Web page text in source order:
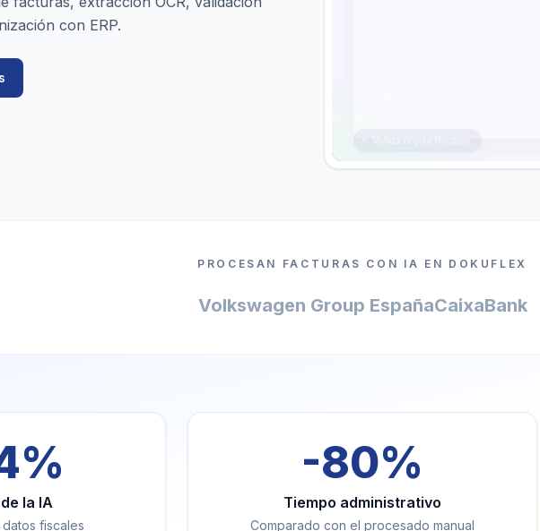
con ERP.
PROCESAN FACTURAS CON IA EN DOKUFLEX
Volkswagen Group EspañaCaixaBank
la IA
fiscales
-80%
Tiempo administrativo
Comparado con el procesado manual